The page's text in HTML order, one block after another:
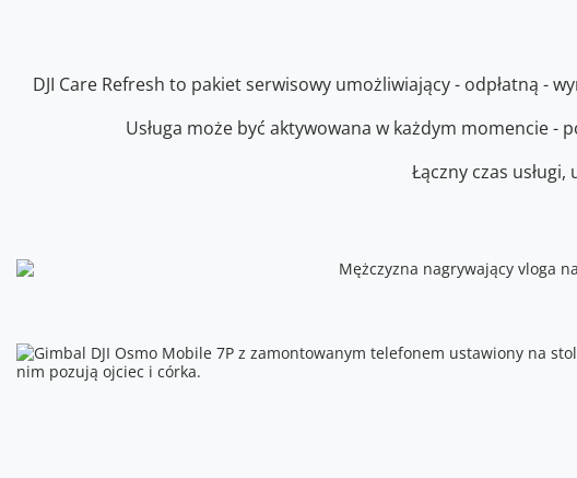
DJI Care Refresh to pakiet serwisowy umożliwiający - odpłatną -
Usługa może być aktywowana w każdym momencie -
Łączny czas